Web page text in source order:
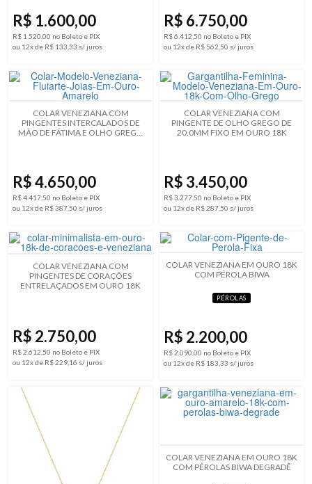
R$ 1.520,00 no Boleto e PIX
ou 12x de R$ 133,33 s/ juros
R$ 1.600,00
R$ 6.412,50 no Boleto e PIX
ou 12x de R$ 562,50 s/ juros
R$ 6.750,00
COLAR VENEZIANA COM
PINGENTES INTERCALADOS DE
MÃO DE FÁTIMA E OLHO GREGO
R$ 4.417,50 no Boleto e PIX
ou 12x de R$ 387,50 s/ juros
R$ 4.650,00
COLAR VENEZIANA COM
PINGENTE DE OLHO GREGO DE
20.0MM FIXO EM OURO 18K
R$ 3.277,50 no Boleto e PIX
ou 12x de R$ 287,50 s/ juros
R$ 3.450,00
COLAR VENEZIANA COM
PINGENTES DE CORAÇÕES
ENTRELAÇADOS EM OURO 18K
R$ 2.612,50 no Boleto e PIX
ou 12x de R$ 229,16 s/ juros
R$ 2.750,00
PÉROLAS
COLAR VENEZIANA EM OURO 18K
COM PÉROLA BIWA
R$ 2.090,00 no Boleto e PIX
ou 12x de R$ 183,33 s/ juros
R$ 2.200,00
COLAR VENEZIANA EM OURO 18K
COM PÉROLAS BIWA DEGRADÊ